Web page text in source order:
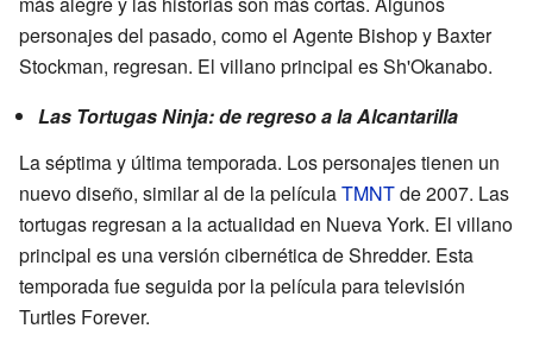
personajes del pasado, como el Agente Bishop y Baxter
Stockman, regresan. El villano principal es Sh'Okanabo.
Las Tortugas Ninja: de regreso a la Alcantarilla
La séptima y última temporada. Los personajes tienen un
nuevo diseño, similar al de la películaTMNTde 2007. Las
tortugas regresan a la actualidad en Nueva York. El villano
principal es una versión cibernética de Shredder. Esta
temporada fue seguida por la película para televisión
Turtles Forever.